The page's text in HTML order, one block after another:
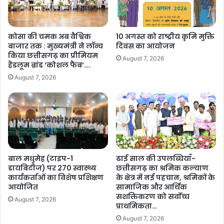
सूरजपुर की इस सफलता से प्रेरित होकर अब छत्तीसगढ़ के अन्य जिलों में भी
पंचायतों और नगरीय निकायों को “बाल विवाह मुक्त” घोषित करने की
प्रक्रिया शुरू की गई है। जिन जिलों में विगत दो वर्षों में बाल विवाह का कोई
मामला दर्ज नहीं हुआ है, वहां शीघ्र ही प्रमाणपत्र प्रदान किए जाएंगे।
ने
कि
या
स्थ
ली
य
नि
री
क्ष
ण
,
अ
धि
का
रि
यों
को
रा
ह
गा
जिं
गी
का
ह
र
ना
…
.
कोसा की चमक अब वैश्विक
बाजार तक : मुख्यमंत्री ने लॉन्च
किया छत्तीसगढ़ का प्रीमियम
हैंडलूम ब्रांड ‘कोशल फैब’….
August 7, 2026
10 अगस्त को राष्ट्रीय कृमि मुक्ति
दिवस का आयोजन
August 7, 2026
बाल मधुमेह (टाइप-1
डायबिटीज) पर 270 स्वास्थ्य
कार्यकर्ताओं का विशेष प्रशिक्षण
आयोजित
August 7, 2026
ढाई साल की उपलब्धियाँ-
छत्तीसगढ़ का श्रमिक कल्याण
के क्षेत्र में नई पहचान, श्रमिकों के
सामाजिक और आर्थिक
सशक्तिकरण को सर्वाेच्च
प्राथमिकता…
August 7, 2026